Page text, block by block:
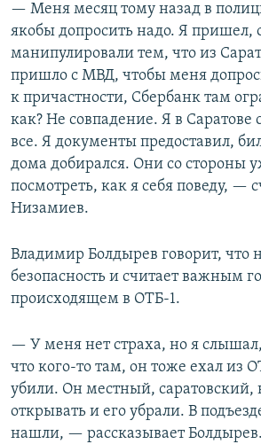
— Меня месяц тому назад в
якобы допросить надо. Я пришел,
манипулировали тем, что из
пришло с МВД, чтобы меня
к причастности, Сбербанк там
как? Не совпадение. Я в Саратове
все. Я документы предоставил,
дома добирался. Они со стороны
посмотреть, как я себя поведу, —
Низамиев.
Владимир Болдырев говорит, что
безопасность и считает важным
происходящем в ОТБ-1.
— У меня нет страха, но я слышал,
что кого-то там, он тоже ехал из
убили. Он местный, саратовский,
открывать и его убрали. В
нашли, — рассказывает Болдырев.